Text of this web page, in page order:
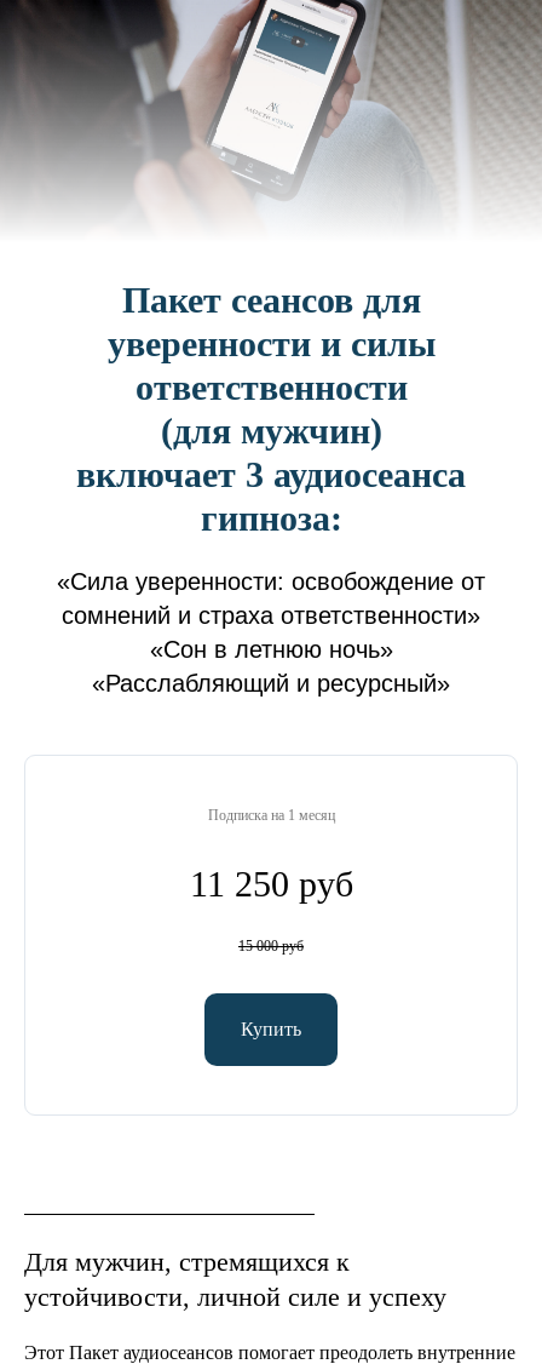
Пакет сеансов для
уверенности и силы
ответственности
(для мужчин)
включает 3 аудиосеанса
гипноза:
«Сила уверенности: освобождение от
сомнений и страха ответственности»
«Сон в летнюю ночь»
«Расслабляющий и ресурсный»
Подписка на 1 месяц
11 250 руб
15 000 руб
Купить
Для мужчин, стремящихся к
устойчивости, личной силе и успеху
Этот Пакет аудиосеансов помогает преодолеть внутренние